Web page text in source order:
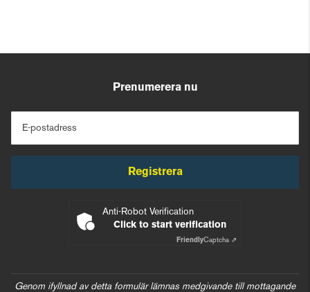
Prenumerera nu
E-postadress
Registrera
Anti-Robot Verification
Click to start verification
FriendlyCaptcha ⇗
Genom ifyllnad av detta formulär lämnas medgivande till mottagande